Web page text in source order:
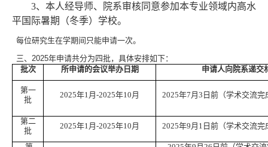
3、本人经导师、院系审核同意参加本专业领域内高水
平国际暑期（冬季）学校。
每位研究生在学期间只能申请一次。
三、 2025年申请共分为四批，具体安排如下：
批次
所申请的会议举办日期 申请人向院系递交
第一
批
2025年1 月-2025年10 月 2025年7 月3 日前（学术交流
第二
批
2025年1 月-2025年10 月 2025年9 月 1 日前（学术交流